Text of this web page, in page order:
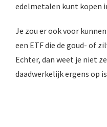
edelmetalen kunt kopen
Je zou er ook voor
een ETF die de goud- of
Echter, dan weet je niet
daadwerkelijk ergens op